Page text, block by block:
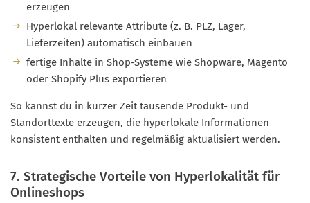
erzeugen
Hyperlokal relevante Attribute (z. B. PLZ, Lager,
Lieferzeiten) automatisch einbauen
fertige Inhalte in Shop-Systeme wie Shopware, Magento
oder Shopify Plus exportieren
So kannst du in kurzer Zeit tausende Produkt- und
Standorttexte erzeugen, die hyperlokale Informationen
konsistent enthalten und regelmäßig aktualisiert werden.
7. Strategische Vorteile von Hyperlokalität für
Onlineshops